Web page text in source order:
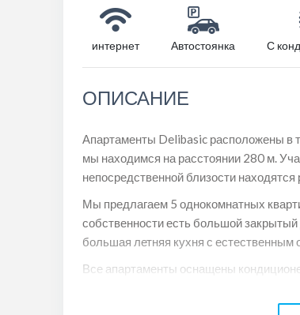
интернет Автостоянка С
ОПИСАНИЕ
Апартаменты Delibasic расположены в
мы находимся на расстоянии 280 м.
непосредственной близости
Мы предлагаем 5 однокомнатных
собственности есть большой
большая летняя кухня с естественным
Все апартаменты оснащены
июне и сентябре составляет от 20